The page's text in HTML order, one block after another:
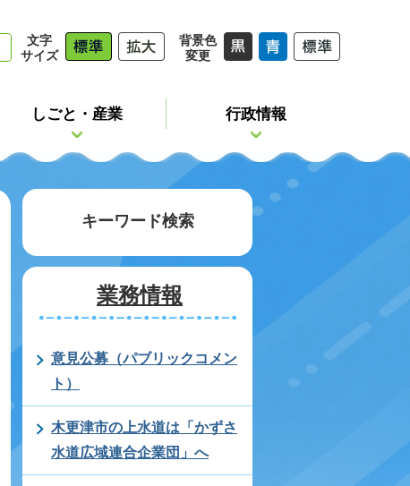
文字
サイズ
背景色
変更
しごと・産業 行政情報
キーワード検索
業務情報
意見公募（パブリックコメン
ト）
木更津市の上水道は「かずさ
水道広域連合企業団」へ